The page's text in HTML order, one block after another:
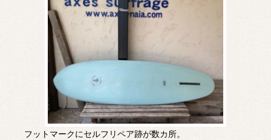
フットマークにセルフリペア跡が数カ所。